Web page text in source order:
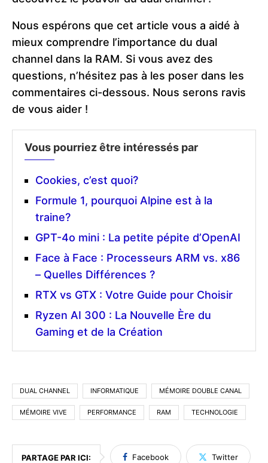
Nous espérons que cet article vous a aidé à
mieux comprendre l’importance du dual
channel dans la RAM. Si vous avez des
questions, n’hésitez pas à les poser dans les
commentaires ci-dessous. Nous serons ravis
de vous aider !
Vous pourriez être intéressés par
Cookies, c’est quoi?
Formule 1, pourquoi Alpine est à la
traine?
GPT-4o mini : La petite pépite d’OpenAI
Face à Face : Processeurs ARM vs. x86
– Quelles Différences ?
RTX vs GTX : Votre Guide pour Choisir
Ryzen AI 300 : La Nouvelle Ère du
Gaming et de la Création
DUAL CHANNEL INFORMATIQUE MÉMOIRE DOUBLE CANAL
MÉMOIRE VIVE PERFORMANCE RAM TECHNOLOGIE
PARTAGE PAR ICI: Facebook Twitter